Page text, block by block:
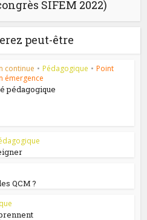
SIFEM 2022)
peut-être
continue • Pédagogique • Point
émergence
pédagogique
QCM ?